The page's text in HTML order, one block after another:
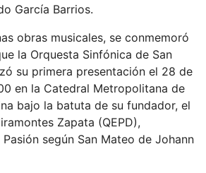
García Barrios.
obras musicales, se conmemoró
la Orquesta Sinfónica de San
su primera presentación el 28 de
en la Catedral Metropolitana de
bajo la batuta de su fundador, el
Zapata (QEPD),
según San Mateo de Johann